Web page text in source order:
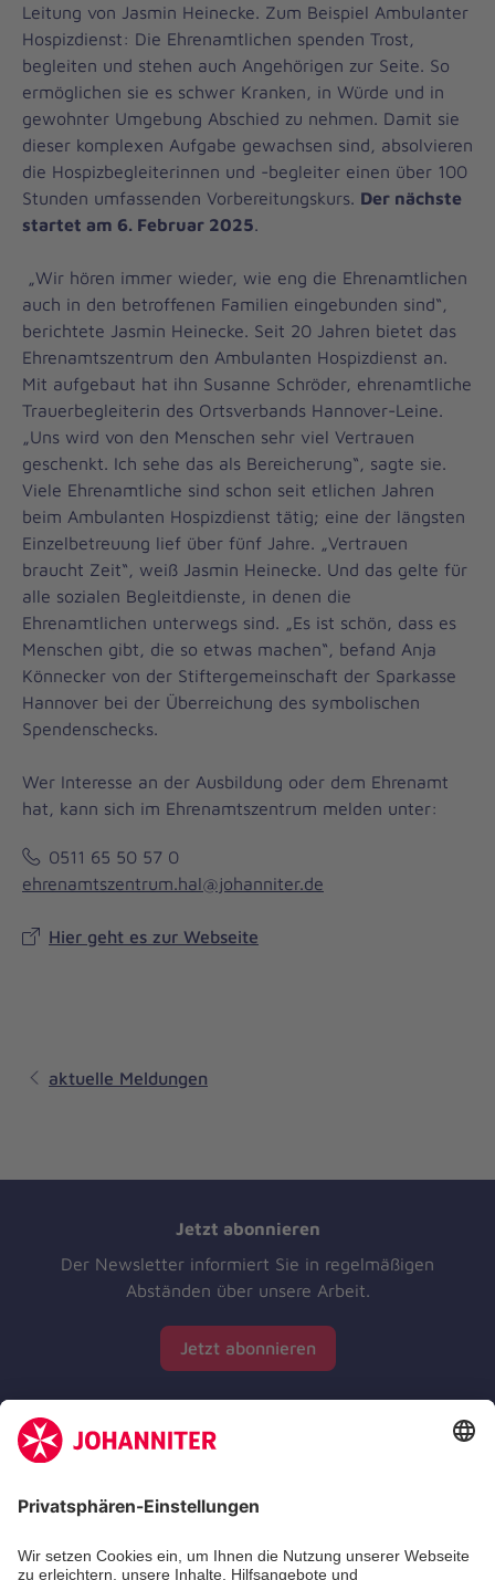
Leitung von Jasmin Heinecke. Zum Beispiel Ambulanter
Hospizdienst: Die Ehrenamtlichen spenden Trost,
begleiten und stehen auch Angehörigen zur Seite. So
ermöglichen sie es schwer Kranken, in Würde und in
gewohnter Umgebung Abschied zu nehmen. Damit sie
dieser komplexen Aufgabe gewachsen sind, absolvieren
die Hospizbegleiterinnen und -begleiter einen über 100
Stunden umfassenden Vorbereitungskurs. Der nächste
startet am 6. Februar 2025.
„Wir hören immer wieder, wie eng die Ehrenamtlichen
auch in den betroffenen Familien eingebunden sind“,
berichtete Jasmin Heinecke. Seit 20 Jahren bietet das
Ehrenamtszentrum den Ambulanten Hospizdienst an.
Mit aufgebaut hat ihn Susanne Schröder, ehrenamtliche
Trauerbegleiterin des Ortsverbands Hannover-Leine.
„Uns wird von den Menschen sehr viel Vertrauen
geschenkt. Ich sehe das als Bereicherung“, sagte sie.
Viele Ehrenamtliche sind schon seit etlichen Jahren
beim Ambulanten Hospizdienst tätig; eine der längsten
Einzelbetreuung lief über fünf Jahre. „Vertrauen
braucht Zeit“, weiß Jasmin Heinecke. Und das gelte für
alle sozialen Begleitdienste, in denen die
Ehrenamtlichen unterwegs sind. „Es ist schön, dass es
Menschen gibt, die so etwas machen“, befand Anja
Könnecker von der Stiftergemeinschaft der Sparkasse
Hannover bei der Überreichung des symbolischen
Spendenschecks.
Wer Interesse an der Ausbildung oder dem Ehrenamt
hat, kann sich im Ehrenamtszentrum melden unter:
0511 65 50 57 0
ehrenamtszentrum.hal@johanniter.de
Hier geht es zur Webseite
aktuelle Meldungen
Jetzt abonnieren
Der Newsletter informiert Sie in regelmäßigen
Abständen über unsere Arbeit.
Jetzt abonnieren
Zertifizierung der Johanniter-Unfall-Hilfe e.V.